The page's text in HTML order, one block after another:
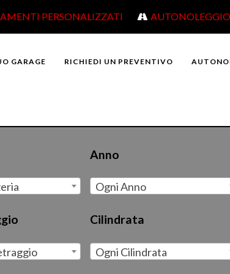
PERSONALIZZATI AUTONOLEGGIO
GARAGE RICHIEDI UN PREVENTIVO
Anno
Ogni Anno
Cilindrata
Ogni Cilindrata